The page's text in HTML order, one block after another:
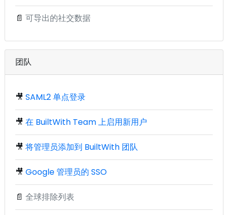
📄 可导出的社交数据
团队
🎥 SAML2 单点登录
🎥 在 BuiltWith Team 上启用新用户
🎥 将管理员添加到 BuiltWith 团队
🎥 Google 管理员的 SSO
📄 全球排除列表